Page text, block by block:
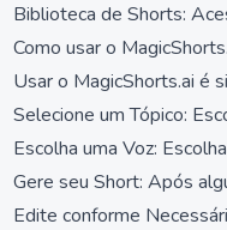
Biblioteca de Shorts:
Como usar o
Usar o MagicShorts.ai é
Selecione um Tópico:
Escolha uma Voz:
Gere seu Short: Após
Edite conforme